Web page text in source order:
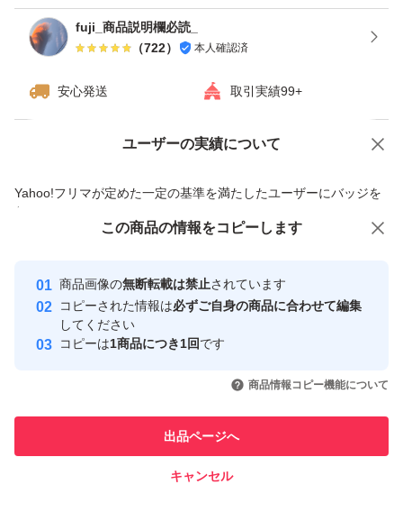
ル マンダリンオレンジ＆ベルガモットの香り 150ml
ブランド：napla N.
fuji_商品説明欄必読_
（722） 本人確認済
安心発送 取引実績99+
ユーザーの実績について
Yahoo!フリマが定めた一定の基準を満たしたユーザーにバッジを
付与しています
安心取引出品者
心・安全なユーザーです
取引実績
引を完了させた実績があります
での取引実績があります
価格の相談 商品への質問
この商品の情報をコピーします
商品画像の無断転載は禁止されています
コピーされた情報は必ずご自身の商品に合わせて編集
してください
コピーは1商品につき1回です
商品情報コピー機能について
出品ページへ
キャンセル
この商品をみている人にオススメ